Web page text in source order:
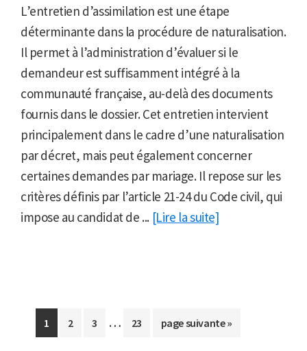
L’entretien d’assimilation est une étape
déterminante dans la procédure de naturalisation.
Il permet à l’administration d’évaluer si le
demandeur est suffisamment intégré à la
communauté française, au-delà des documents
fournis dans le dossier. Cet entretien intervient
principalement dans le cadre d’une naturalisation
par décret, mais peut également concerner
certaines demandes par mariage. Il repose sur les
critères définis par l’article 21-24 du Code civil, qui
impose au candidat de ... [Lire la suite]
Aller
à
1
Aller
2
Aller
3
Pages
…
Aller
23
Aller
page suivante »